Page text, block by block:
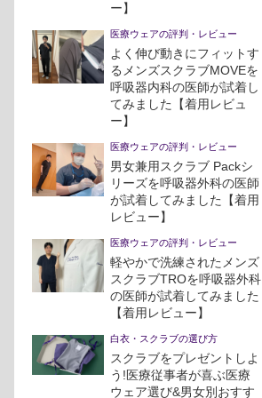
ー】
医療ウェアの評判・レビュー
よく伸び動きにフィットす
るメンズスクラブMOVEを
呼吸器内科の医師が試着し
てみました【着用レビュ
ー】
医療ウェアの評判・レビュー
男女兼用スクラブ Packシ
リーズを呼吸器外科の医師
が試着してみました【着用
レビュー】
医療ウェアの評判・レビュー
軽やかで洗練されたメンズ
スクラブTROを呼吸器外科
の医師が試着してみました
【着用レビュー】
白衣・スクラブの選び方
スクラブをプレゼントしよ
う!医療従事者が喜ぶ医療
ウェア選び&男女別おすす